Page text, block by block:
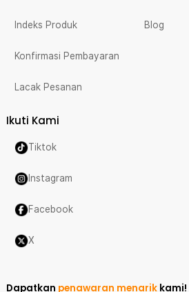
Indeks Produk
Konfirmasi Pembayaran
Lacak Pesanan
Blog
Ikuti Kami
Tiktok
Instagram
Facebook
X
Dapatkan penawaran menarik kami!